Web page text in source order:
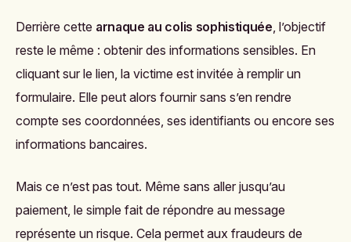
Derrière cette arnaque au colis sophistiquée , l’objectif
reste le même : obtenir des informations sensibles. En
cliquant sur le lien, la victime est invitée à remplir un
formulaire. Elle peut alors fournir sans s’en rendre
compte ses coordonnées, ses identifiants ou encore ses
informations bancaires.
Mais ce n’est pas tout. Même sans aller jusqu’au
paiement, le simple fait de répondre au message
représente un risque. Cela permet aux fraudeurs de